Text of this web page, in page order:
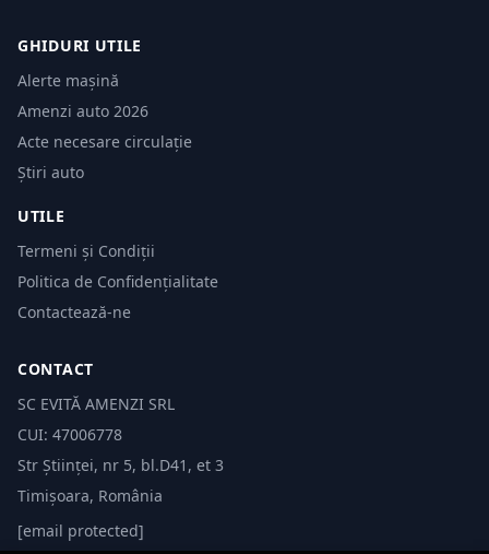
GHIDURI UTILE
Alerte mașină
Amenzi auto 2026
Acte necesare circulație
Știri auto
UTILE
Termeni și Condiții
Politica de Confidențialitate
Contactează-ne
CONTACT
SC EVITĂ AMENZI SRL
CUI: 47006778
Str Științei, nr 5, bl.D41, et 3
Timișoara, România
[email protected]